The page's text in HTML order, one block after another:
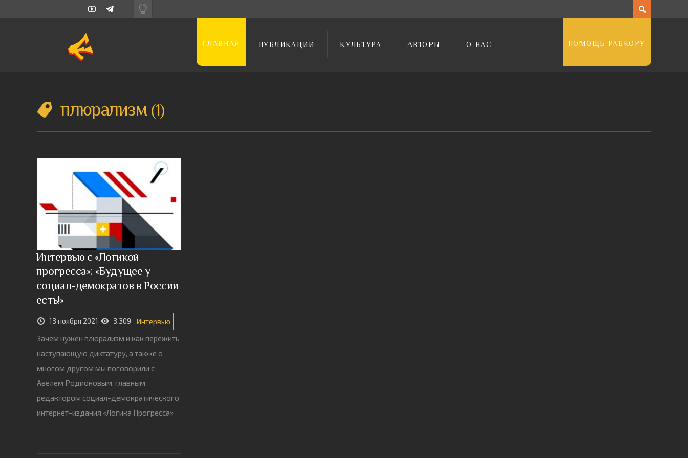
ГЛАВНАЯ ПУБЛИКАЦИИ КУЛЬТУРА АВТОРЫ О НАС ПОМОЩЬ РАБКОРУ
плюрализм 1
Интервью с «‎Логикой
прогресса»: «‎Будущее у
социал-демократов в России
есть!»
13 ноября 2021 3,309 Интервью
Зачем нужен плюрализм и как пережить
наступающую диктатуру, а также о
многом другом мы поговорили с
Авелем Родионовым, главным
редактором социал-демократического
интернет-издания «Логика Прогресса»